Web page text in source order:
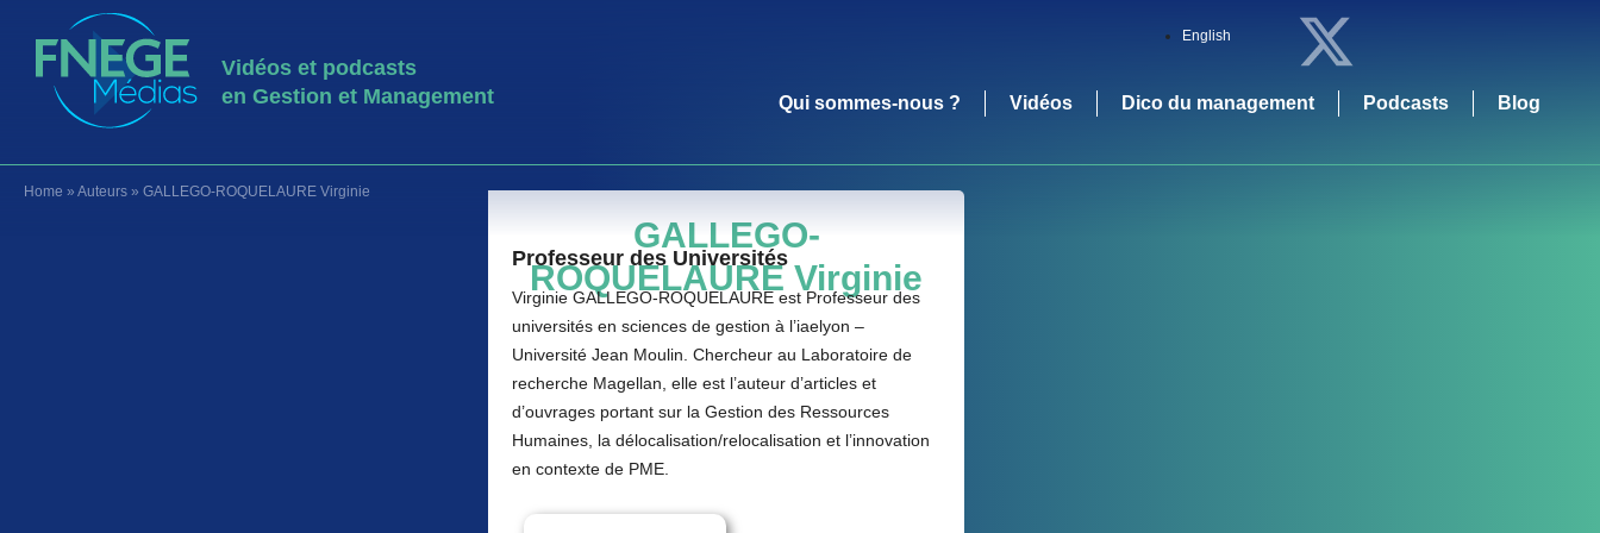
Vidéos et podcasts
en Gestion et Management
English
Qui sommes-nous ? Vidéos Dico du management Podcasts Blog
Home » Auteurs » GALLEGO-ROQUELAURE Virginie
GALLEGO-
ROQUELAURE Virginie
Professeur des Universités
Virginie GALLEGO-ROQUELAURE est Professeur des
universités en sciences de gestion à l’iaelyon –
Université Jean Moulin. Chercheur au Laboratoire de
recherche Magellan, elle est l’auteur d’articles et
d’ouvrages portant sur la Gestion des Ressources
Humaines, la délocalisation/relocalisation et l’innovation
en contexte de PME.